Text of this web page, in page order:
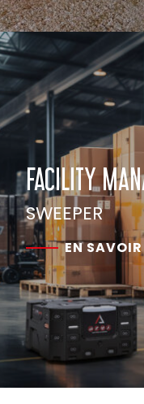
FACILITY
SWEEPER
EN SAVOIR